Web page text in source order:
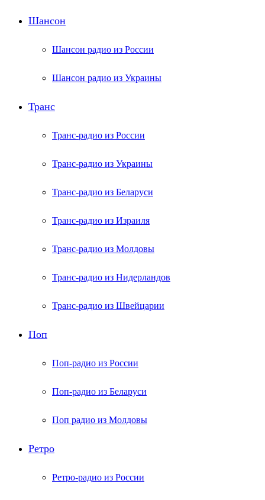
Шансон
Шансон радио из России
Шансон радио из Украины
Транс
Транс-радио из России
Транс-радио из Украины
Транс-радио из Беларуси
Транс-радио из Израиля
Транс-радио из Молдовы
Транс-радио из Нидерландов
Транс-радио из Швейцарии
Поп
Поп-радио из России
Поп-радио из Беларуси
Поп радио из Молдовы
Ретро
Ретро-радио из России